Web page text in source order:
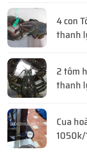
4 con
thanh
2 tôm
thanh
Cua
1050k/